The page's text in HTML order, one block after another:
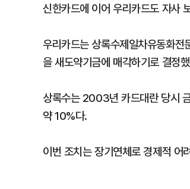
신한카드에 이어 우리카드도 자사
우리카드는 상록수제일차유동화
을 새도약기금에 매각하기로 결정
상록수는 2003년 카드대란 당시
약 10%다.
이번 조치는 장기연체로 경제적 어